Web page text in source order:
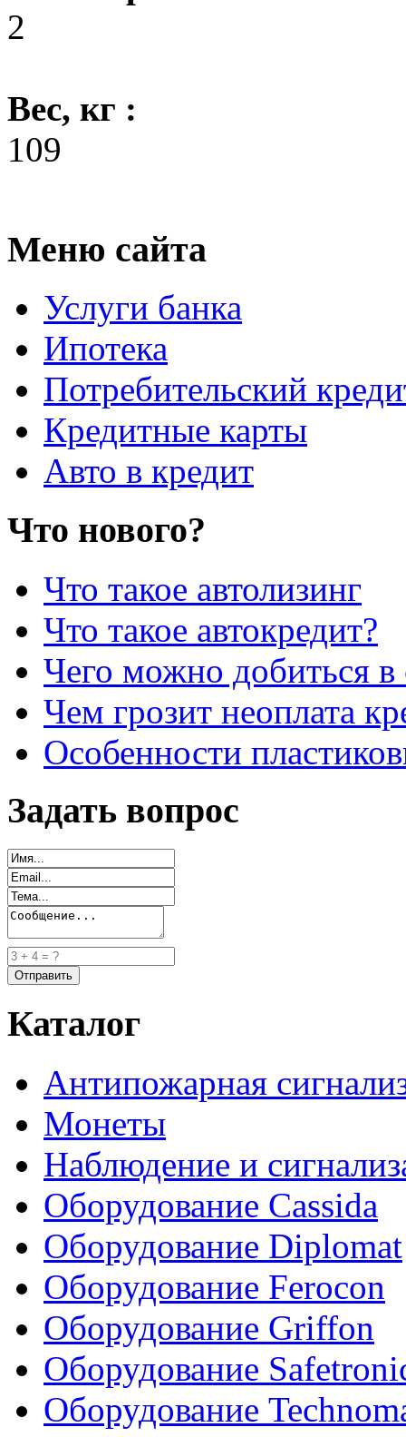
2
Вес, кг :
109
Меню сайта
Услуги банка
Ипотека
Потребительский
Кредитные карты
Авто в кредит
Что нового?
Что такое автолизинг
Что такое автокредит?
Чего можно добиться в
Чем грозит неоплата
Особенности
Задать вопрос
Каталог
Антипожарная
Монеты
Наблюдение и
Оборудование Cassida
Оборудование Diplomat
Оборудование Ferocon
Оборудование Griffon
Оборудование
Оборудование